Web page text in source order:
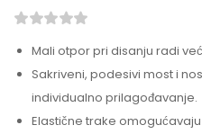
Mali otpor pri disanju radi
Sakriveni, podesivi most i
individualno prilagođavanje.
Elastične trake